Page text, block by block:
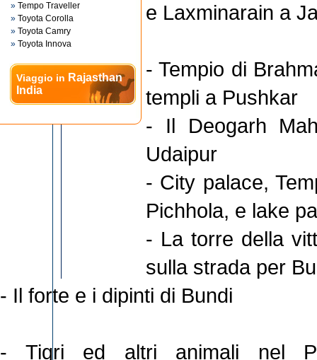
» Tempo Traveller
» Toyota Corolla
» Toyota Camry
» Toyota Innova
Viaggio in Rajasthan
India
e Laxminarain a
- Tempio di
templi a Pushkar
- Il Deogarh
Udaipur
- City palace,
Pichhola, e lake
- La torre della
sulla strada per
- Il forte e i dipinti di Bundi
- Tigri ed altri animali nel